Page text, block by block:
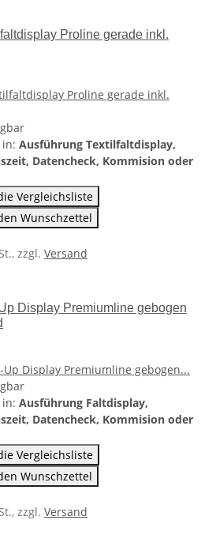
Proline gerade inkl.
Ausführung Textilfaltdisplay,
Datencheck, Kommision oder
Vergleichsliste
Wunschzettel
zzgl. Versand
Display Premiumline gebogen
Ausführung Faltdisplay,
Datencheck, Kommision oder
Vergleichsliste
Wunschzettel
zzgl. Versand